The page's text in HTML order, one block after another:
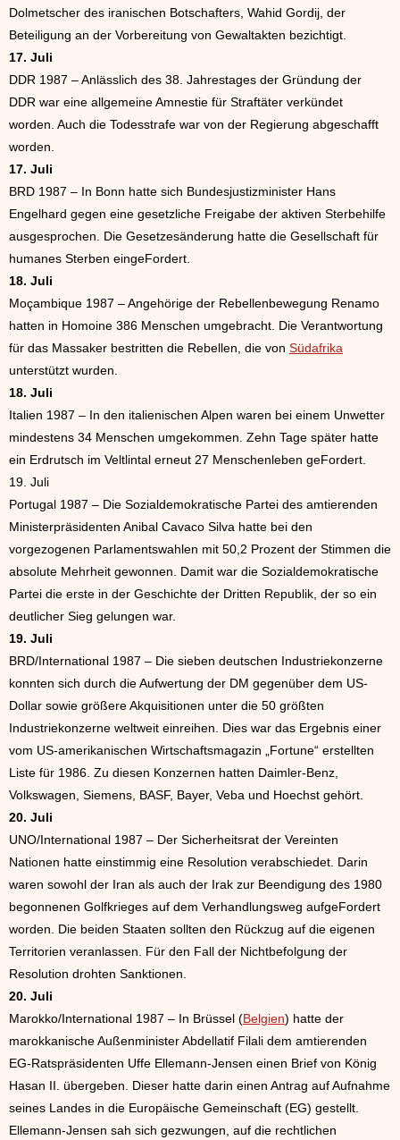
Dolmetscher des iranischen Botschafters, Wahid Gordij, der
Beteiligung an der Vorbereitung von Gewaltakten bezichtigt.
17. Juli
DDR 1987 – Anlässlich des 38. Jahrestages der Gründung der
DDR war eine allgemeine Amnestie für Straftäter verkündet
worden. Auch die Todesstrafe war von der Regierung abgeschafft
worden.
17. Juli
BRD 1987 – In Bonn hatte sich Bundesjustizminister Hans
Engelhard gegen eine gesetzliche Freigabe der aktiven Sterbehilfe
ausgesprochen. Die Gesetzesänderung hatte die Gesellschaft für
humanes Sterben eingeFordert.
18. Juli
Moçambique 1987 – Angehörige der Rebellenbewegung Renamo
hatten in Homoine 386 Menschen umgebracht. Die Verantwortung
für das Massaker bestritten die Rebellen, die von Südafrika
unterstützt wurden.
18. Juli
Italien 1987 – In den italienischen Alpen waren bei einem Unwetter
mindestens 34 Menschen umgekommen. Zehn Tage später hatte
ein Erdrutsch im Veltlintal erneut 27 Menschenleben geFordert.
19. Juli
Portugal 1987 – Die Sozialdemokratische Partei des amtierenden
Ministerpräsidenten Anibal Cavaco Silva hatte bei den
vorgezogenen Parlamentswahlen mit 50,2 Prozent der Stimmen die
absolute Mehrheit gewonnen. Damit war die Sozialdemokratische
Partei die erste in der Geschichte der Dritten Republik, der so ein
deutlicher Sieg gelungen war.
19. Juli
BRD/International 1987 – Die sieben deutschen Industriekonzerne
konnten sich durch die Aufwertung der DM gegenüber dem US-
Dollar sowie größere Akquisitionen unter die 50 größten
Industriekonzerne weltweit einreihen. Dies war das Ergebnis einer
vom US-amerikanischen Wirtschaftsmagazin „Fortune“ erstellten
Liste für 1986. Zu diesen Konzernen hatten Daimler-Benz,
Volkswagen, Siemens, BASF, Bayer, Veba und Hoechst gehört.
20. Juli
UNO/International 1987 – Der Sicherheitsrat der Vereinten
Nationen hatte einstimmig eine Resolution verabschiedet. Darin
waren sowohl der Iran als auch der Irak zur Beendigung des 1980
begonnenen Golfkrieges auf dem Verhandlungsweg aufgeFordert
worden. Die beiden Staaten sollten den Rückzug auf die eigenen
Territorien veranlassen. Für den Fall der Nichtbefolgung der
Resolution drohten Sanktionen.
20. Juli
Marokko/International 1987 – In Brüssel (Belgien) hatte der
marokkanische Außenminister Abdellatif Filali dem amtierenden
EG-Ratspräsidenten Uffe Ellemann-Jensen einen Brief von König
Hasan II. übergeben. Dieser hatte darin einen Antrag auf Aufnahme
seines Landes in die Europäische Gemeinschaft (EG) gestellt.
Ellemann-Jensen sah sich gezwungen, auf die rechtlichen